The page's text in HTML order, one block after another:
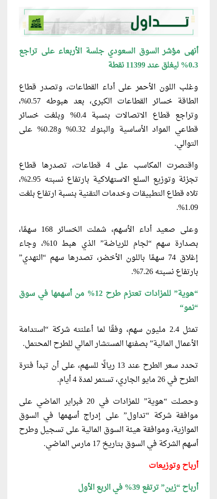
أنهى مؤشر السوق السعودي جلسة الأربعاء على تراجع
0.3% ليغلق عند 11399 نقطة
وغلب اللون الأحمر على أداء القطاعات، وتصدر قطاع
الطاقة خسائر القطاعات الكبرى، بعد هبوطه 0.57%،
وتراجع قطاع الاتصالات بنسبة 0.4% وبلغت خسائر
قطاعي المواد الأساسية والبنوك 0.32% و0.28% على
التوالي.
واقتصرت المكاسب على 4 قطاعات، تصدرها قطاع
تجزئة وتوزيع السلع الاستهلاكية بارتفاع نسبته 2.95%،
تلاه قطاع التطبيقات وخدمات التقنية بنسبة ارتفاع بلغت
1.09%.
وعلى صعيد أداء الأسهم، شملت الخسائر 168 سهمًا،
بصدارة سهم “لجام للرياضة” الذي هبط 10%، وجاء
إغلاق 74 سهمًا باللون الأخضر، تصدرها سهم “النهدي”
بارتفاع نسبته 7.26%.
“
هوية” للمزادات تعتزم طرح 12% من أسهمها في سوق
“نمو“
تمثل 2.4 مليون سهم، وفقًا لما أعلنته شركة “استدامة
الأعمال المالية” بصفتها المستشار المالي للطرح المحتمل.
تحدد سعر الطرح عند 13 ريالًا للسهم، على أن تبدأ فترة
الطرح في 26 مايو الجاري، تستمر لمدة 4 أيام.
وحصلت “هوية” للمزادات في 20 فبراير الماضي على
موافقة شركة “تداول” على إدراج أسهمها في السوق
الموازية، وموافقة هيئة السوق المالية على تسجيل وطرح
أسهم الشركة في السوق بتاريخ 17 مارس الماضي.
أرباح وتوزيعات
أرباح “زين” ترتفع 39% في الربع الأول